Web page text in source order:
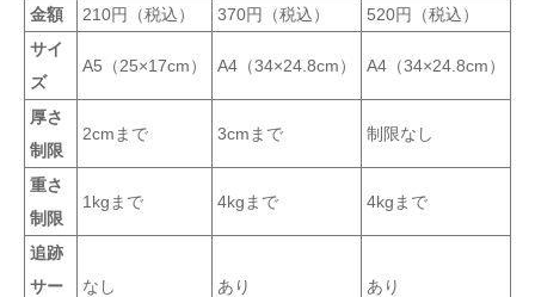
金額
210円（税込） 370円（税込）
520円（税込）
サイ
ズ
A5（25×17cm） A4（34×24.8cm） A4（34×24.8cm）
厚さ
制限
2cmまで 3cmまで 制限なし
重さ
制限
1kgまで 4kgまで 4kgまで
追跡
サー
なし あり あり